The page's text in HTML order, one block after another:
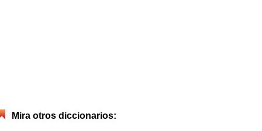
Mira otros diccionarios: